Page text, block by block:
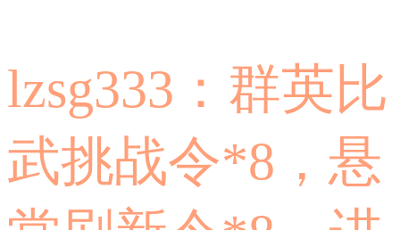
lzsg333：群英比
武挑战令*8，悬